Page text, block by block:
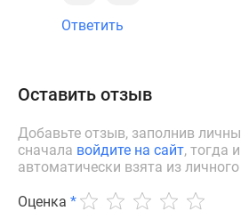
Ответить
Оставить отзыв
Добавьте отзыв, заполнив
сначала войдите на сайт, тогда
автоматически взята из
Оценка *